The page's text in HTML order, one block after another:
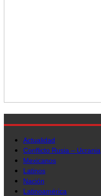
Actualidad
Conflicto Rusia – Ucrania
Mexicanos
Latinos
Nación
Latinoamérica